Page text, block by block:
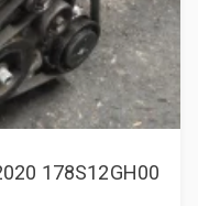
178S12GH00